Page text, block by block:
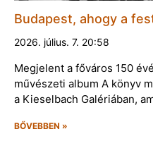
Budapest, ahogy a
2026. július. 7. 20:58
Megjelent a főváros 150
művészeti album A könyv
a Kieselbach Galériában,
BŐVEBBEN »